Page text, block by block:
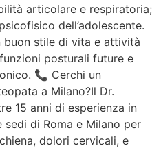
articolare e respiratoria;
dell’adolescente.
buon stile di vita e attività
posturali future e
📞 Cerchi un
a Milano?Il Dr.
15 anni di esperienza in
di Roma e Milano per
dolori cervicali, e